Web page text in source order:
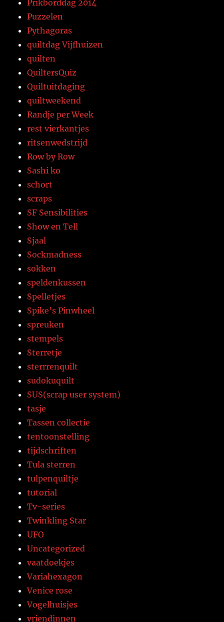
Prikborddag 2014
Puzzelen
Pythagoras
quiltdag Vijfhuizen
quilten
QuiltersQuiz
Quiltuitdaging
quiltweekend
Randje per Week
rest vierkantjes
ritsenwedstrijd
Row by Row
Sashi ko
schort
scraps
SF Sensibilities
Show en Tell
Sjaal
Sockmadness
sokken
speldenkussen
Spelletjes
Spike's Pinwheel
spreuken
stempels
Sterretje
sterrrenquilt
sudokuquilt
SUS(scrap user system)
tasje
Tassen collectie
tentoonstelling
tijdschriften
Tula sterren
tulpenquiltje
tutorial
Tv-series
Twinkling Star
UFO
Uncategorized
vaatdoekjes
Variahexagon
Venice rose
Vogelhuisjes
vriendinnen